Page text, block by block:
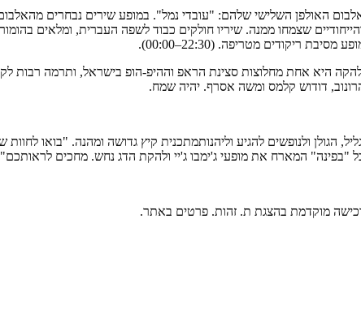
שנה לאלבום האולפן השלישי שלהם: "עובדי נמל". במופע שירים נבחרים
שצמחו ממנה. שיריו חולקים כבוד לשפה העברית, ומלאים
ריקודים מטריפה. (22:30–00:00).
פיס". הלהקה היא אחת מחלוצות סצינת הראפ וההיפ-הופ בישראל,
דודוש קלמס ומשה אסרף. יהיה שמח.
ולנופשים להגיע וליהנותמתכנית קיץ גדושה ומהנה. "בואו
"בפינה" המארח את מופעי ג'ימבו ג'יי ולהקת הדג נחש. מחכים